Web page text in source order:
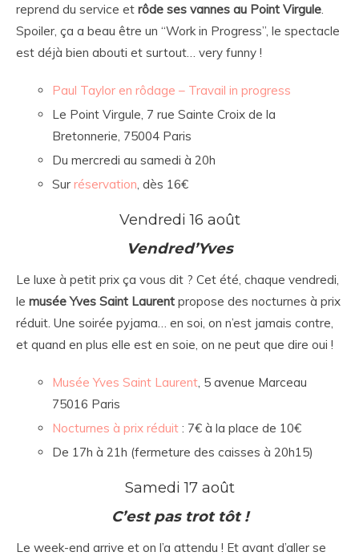
reprend du service et rôde ses vannes au Point Virgule
Spoiler, ça a beau être un “Work in Progress”, le spectacle
est déjà bien abouti et surtout… very funny !
Paul Taylor en rôdage – Travail in progress
Le Point Virgule, 7 rue Sainte Croix de la
Bretonnerie, 75004 Paris
Du mercredi au samedi à 20h
Sur réservation , dès 16€
Vendredi 16 août
Vendred’Yves
Le luxe à petit prix ça vous dit ? Cet été, chaque vendredi,
le musée Yves Saint Laurent propose des nocturnes à prix
réduit. Une soirée pyjama… en soi, on n’est jamais contre,
et quand en plus elle est en soie, on ne peut que dire oui !
Musée Yves Saint Laurent , 5 avenue Marceau
75016 Paris
Nocturnes à prix réduit : 7€ à la place de 10€
De 17h à 21h (fermeture des caisses à 20h15)
Samedi 17 août
C’est pas trot tôt !
Le week-end arrive et on l’a attendu ! Et avant d’aller se